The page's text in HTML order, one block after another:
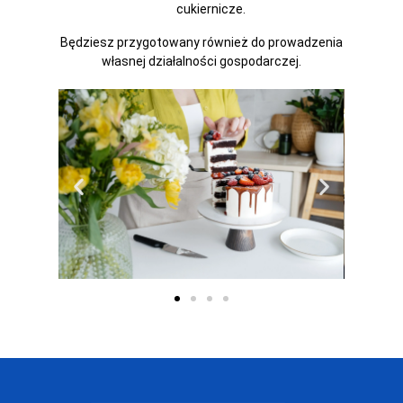
cukiernicze.
Będziesz przygotowany również do prowadzenia
własnej działalności gospodarczej.